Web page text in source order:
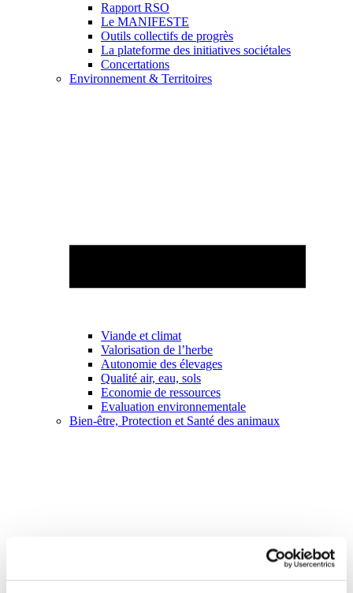
Rapport RSO
Le MANIFESTE
Outils collectifs de progrès
La plateforme des initiatives sociétales
Concertations
Environnement & Territoires
Viande et climat
Valorisation de l’herbe
Autonomie des élevages
Qualité air, eau, sols
Economie de ressources
Evaluation environnementale
Bien-être, Protection et Santé des animaux